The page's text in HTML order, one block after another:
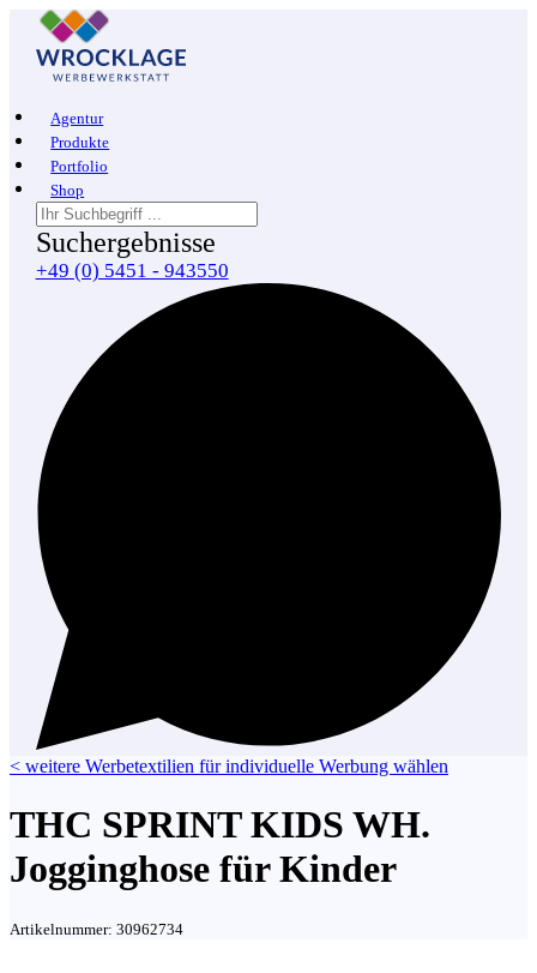
Agentur
Produkte
Portfolio
Shop
Suchergebnisse
+49 (0) 5451 - 943550
< weitere Werbetextilien für individuelle Werbung wählen
THC SPRINT KIDS WH.
Jogginghose für Kinder
Artikelnummer: 30962734